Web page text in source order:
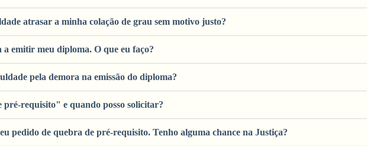
atrasar a minha colação de grau sem motivo justo?
a emitir meu diploma. O que eu faço?
pela demora na emissão do diploma?
pré-requisito" e quando posso solicitar?
pedido de quebra de pré-requisito. Tenho alguma chance na Justiça?